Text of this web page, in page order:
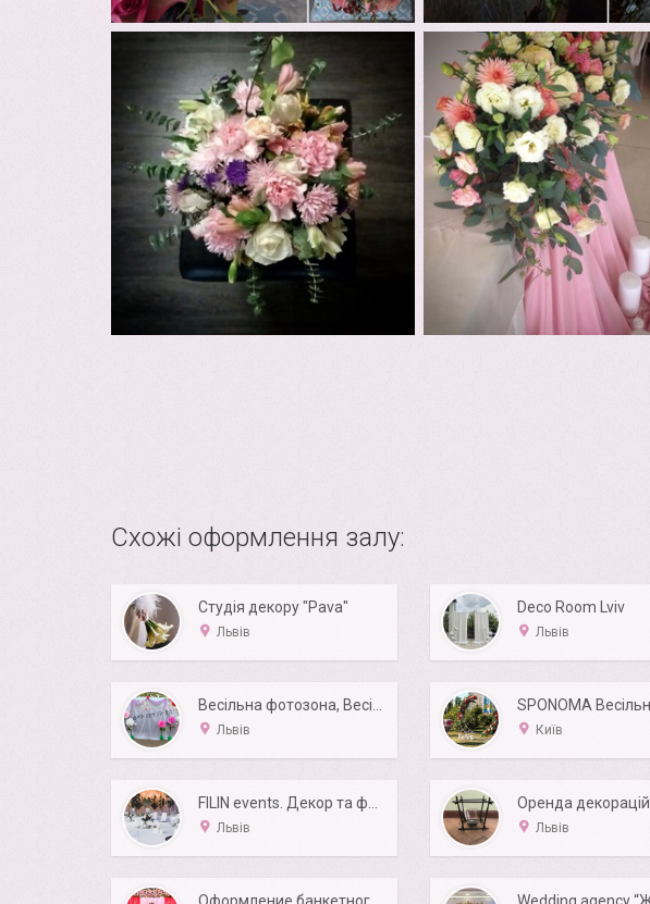
Схожі оформлення залу:
Студія декору "Pava"
Львів
Deco Room Lviv
Львів
Львів Київ
Львів
Оренда декорацій
Львів